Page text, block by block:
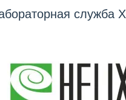
служба